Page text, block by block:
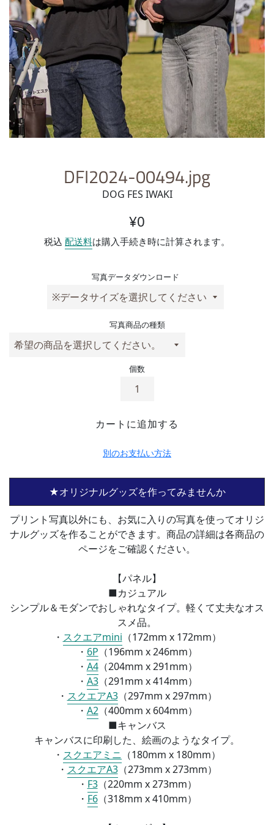
DFI2024-00494.jpg
DOG FES IWAKI
通常価格
¥0
税込 配送料は購入手続き時に計算されます。
写真データダウンロード
写真商品の種類
個数
カートに追加する
別のお支払い方法
★オリジナルグッズを作ってみませんか
プリント写真以外にも、お気に入りの写真を使ってオリジ
ナルグッズを作ることができます。商品の詳細は各商品の
ページをご確認ください。
【パネル】
■カジュアル
シンプル＆モダンでおしゃれなタイプ。軽くて丈夫なオス
スメ品。
・ スクエアmini （172mm x 172mm）
・ 6P （196mm x 246mm）
・ A4（204mm x 291mm）
・ A3（291mm x 414mm）
・ スクエアA3（297mm x 297mm）
・ A2（400mm x 604mm）
■キャンバス
キャンバスに印刷した、絵画のようなタイプ。
・ スクエアミニ （180mm x 180mm）
・ スクエアA3（273mm x 273mm）
・ F3（220mm x 273mm）
・ F6（318mm x 410mm）